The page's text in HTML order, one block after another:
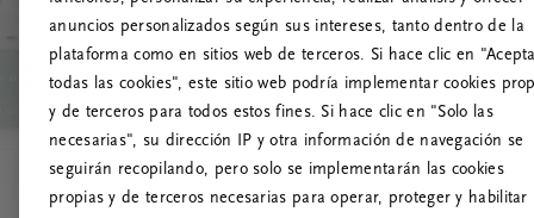
Prueba a
anuncios personalizados según sus intereses, tanto dentro de la
plataforma como en sitios web de terceros. Si hace clic en
todas las cookies", este sitio web podría implementar cookies
y de terceros para todos estos fines. Si hace clic en "Solo las
necesarias", su dirección IP y otra información de navegación se
seguirán recopilando, pero solo se implementarán las cookies
propias y de terceros necesarias para operar, proteger y habilitar